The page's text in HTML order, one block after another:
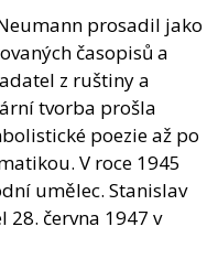
prosadil jako
časopisů a
z ruštiny a
tvorba prošla
poezie až po
V roce 1945
umělec. Stanislav
28. června 1947 v